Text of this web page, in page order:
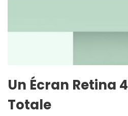
Un Écran Retina
Totale